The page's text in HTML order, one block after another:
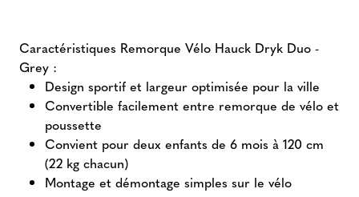
Caractéristiques Remorque Vélo Hauck Dryk Duo -
Grey :
Design sportif et largeur optimisée pour la ville
Convertible facilement entre remorque de vélo et
poussette
Convient pour deux enfants de 6 mois à 120 cm
(22 kg chacun)
Montage et démontage simples sur le vélo